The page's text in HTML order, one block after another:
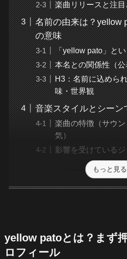
楽曲リリースと注
名前の由来は？yellow
の意味
「yellow pato」と
本名との関係性（
H3：名前に込めら
味・世界観
音楽スタイルとシーン
楽曲の特徴（サウ
気）
影響を受けている
もっと見る
yellow patoとは？まず
ロフィール